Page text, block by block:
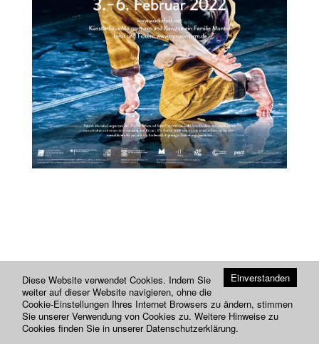
Einverstanden
Diese Website verwendet Cookies. Indem Sie
weiter auf dieser Website navigieren, ohne die
Cookie-Einstellungen Ihres Internet Browsers zu ändern, stimmen
Sie unserer Verwendung von Cookies zu. Weitere Hinweise zu
Cookies finden Sie in unserer Datenschutzerklärung.